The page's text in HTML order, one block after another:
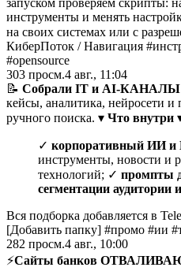
инструменты и менять
на своих системах или с
КиберПоток / Навигация
#opensource
303 просм.4 авг., 11:04
📝 Собрали IT и AI-КАНАЛЫ
кейсы, аналитика, нейросети и
ручного поиска. ▾ Что внутри
✓ корпоративный ИИ и
инструменты, новости и
технологий; ✓ промпты
сегментации аудитории
Вся подборка добавляется в
[Добавить папку] #промо #ии
282 просм.4 авг., 10:00
⚡️Сайты банков